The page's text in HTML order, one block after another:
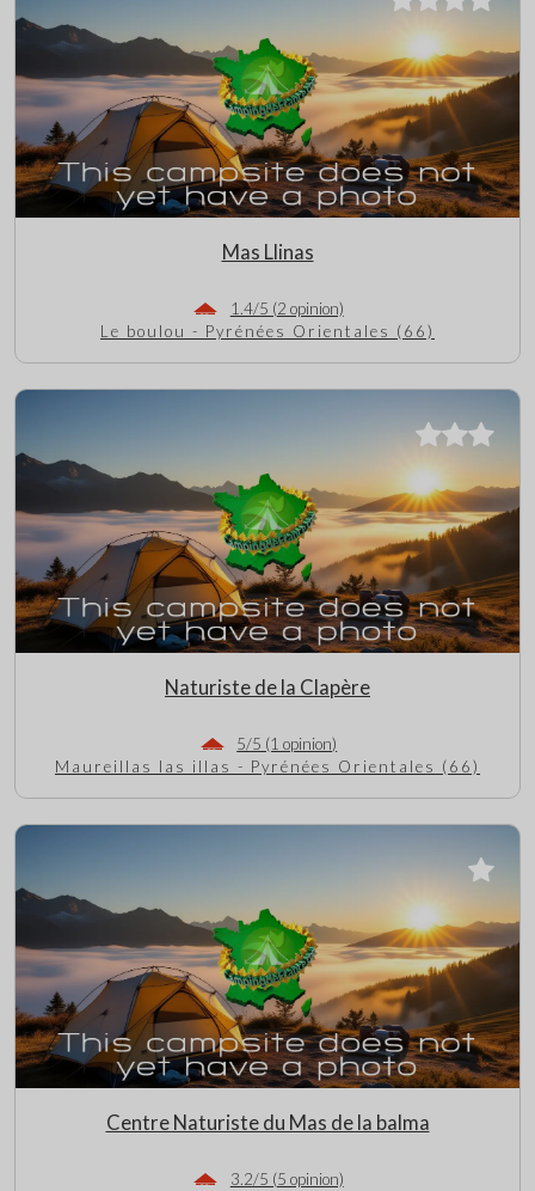
Mas Llinas
1.4/5 (2 opinion)
Le boulou - Pyrénées Orientales (66)
Naturiste de la Clapère
5/5 (1 opinion)
Maureillas las illas - Pyrénées Orientales (66)
Centre Naturiste du Mas de la balma
3.2/5 (5 opinion)